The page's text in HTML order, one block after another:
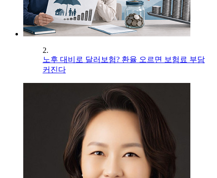
2.
노후 대비로 달러보험? 환율 오르면 보험료 부담
커진다